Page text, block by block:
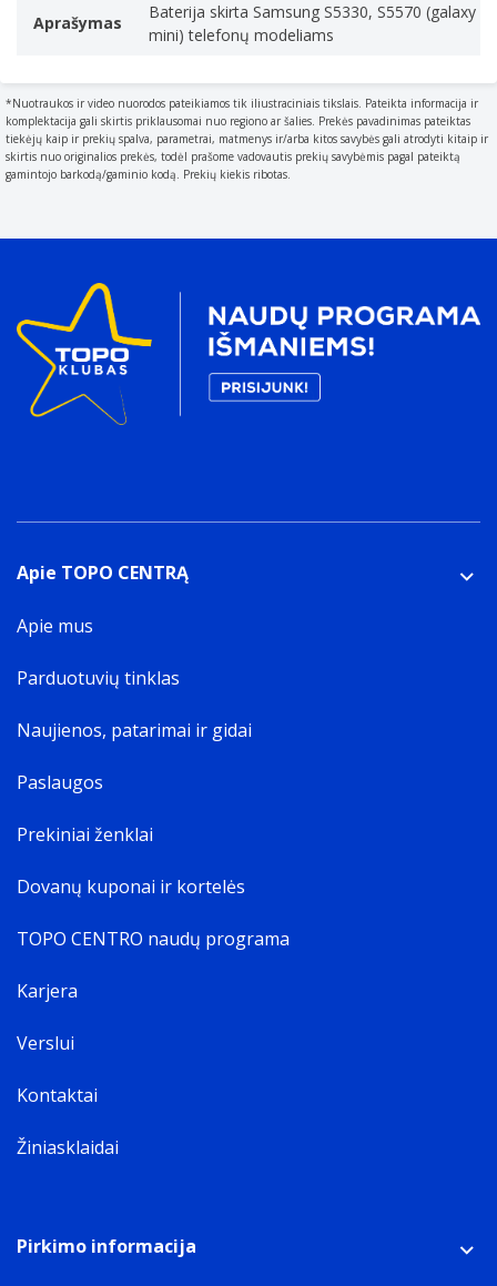
Aprašymas
Baterija skirta Samsung S5330, S5570 (galaxy
mini) telefonų modeliams
*Nuotraukos ir video nuorodos pateikiamos tik iliustraciniais tikslais. Pateikta informacija ir
komplektacija gali skirtis priklausomai nuo regiono ar šalies. Prekės pavadinimas pateiktas
tiekėjų kaip ir prekių spalva, parametrai, matmenys ir/arba kitos savybės gali atrodyti kitaip ir
skirtis nuo originalios prekės, todėl prašome vadovautis prekių savybėmis pagal pateiktą
gamintojo barkodą/gaminio kodą. Prekių kiekis ribotas.
Apie TOPO CENTRĄ
Apie mus
Parduotuvių tinklas
Naujienos, patarimai ir gidai
Paslaugos
Prekiniai ženklai
Dovanų kuponai ir kortelės
TOPO CENTRO naudų programa
Karjera
Verslui
Kontaktai
Žiniasklaidai
Pirkimo informacija